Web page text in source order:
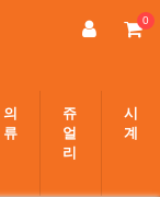
0
의
류
쥬
얼
리
시
계